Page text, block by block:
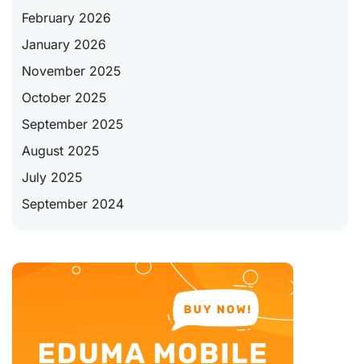
February 2026
January 2026
November 2025
October 2025
September 2025
August 2025
July 2025
September 2024